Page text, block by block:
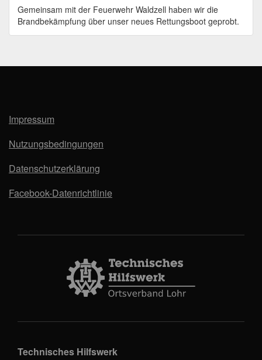
Gemeinsam mit der Feuerwehr Waldzell haben wir die
Brandbekämpfung über unser neues Rettungsboot geprobt.
Impressum
Nutzungsbedingungen
Datenschutzerklärung
Facebook-Datenrichtlinie
Technisches Hilfswerk